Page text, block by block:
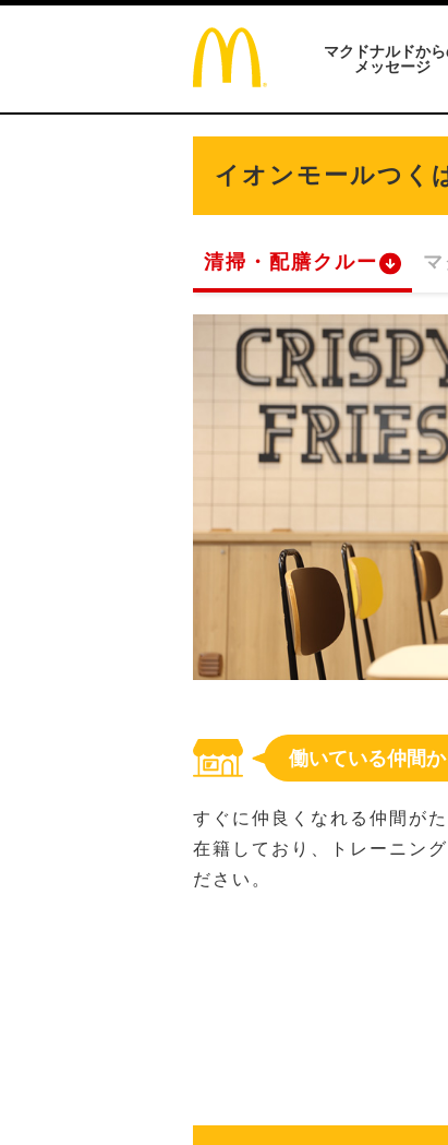
マクドナルドか
メッセージ
イオンモールつく
清掃・配膳クルー
働いている仲間
すぐに仲良くなれる仲間が
在籍しており、トレーニン
ださい。